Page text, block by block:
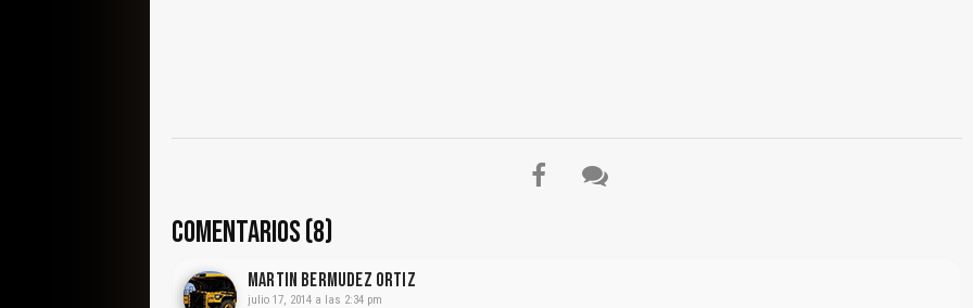
COMENTARIOS (8)
Martin Bermudez Ortiz
julio 17, 2014 a las 2:34 pm